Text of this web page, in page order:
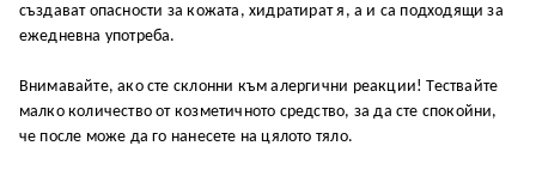
създават опасности за кожата, хидратират я, а и са подходящи за
ежедневна употреба.
Внимавайте, ако сте склонни към алергични реакции! Тествайте
малко количество от козметичното средство, за да сте спокойни,
че после може да го нанесете на цялото тяло.